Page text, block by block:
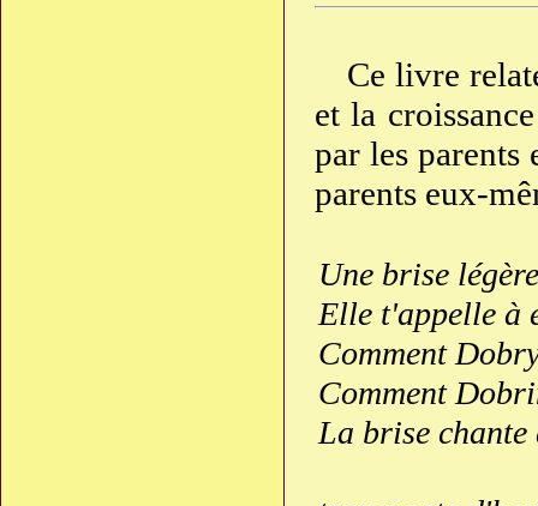
Ce livre
et la
par les parents
parents eux-
Une brise
Elle t'appelle à
Comment
Comment
La brise